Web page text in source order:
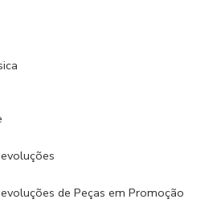
de Peças em Promoção